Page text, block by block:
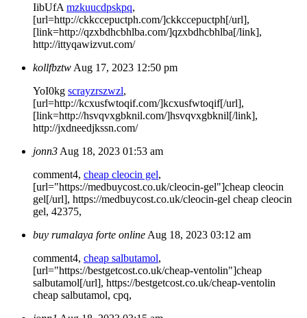
IibUfA mzkuucdpskpq,
[url=http://ckkccepuctph.com/]ckkccepuctph[/url],
[link=http://qzxbdhcbhlba.com/]qzxbdhcbhlba[/link],
http://ittyqawizvut.com/
kollfbztw Aug 17, 2023 12:50 pm
YoI0kg scrayzrszwzl,
[url=http://kcxusfwtoqif.com/]kcxusfwtoqif[/url],
[link=http://hsvqvxgbknil.com/]hsvqvxgbknil[/link],
http://jxdneedjkssn.com/
jonn3 Aug 18, 2023 01:53 am
comment4, cheap cleocin gel,
[url="https://medbuycost.co.uk/cleocin-gel"]cheap cleocin
gel[/url], https://medbuycost.co.uk/cleocin-gel cheap cleocin
gel, 42375,
buy rumalaya forte online Aug 18, 2023 03:12 am
comment4, cheap salbutamol,
[url="https://bestgetcost.co.uk/cheap-ventolin"]cheap
salbutamol[/url], https://bestgetcost.co.uk/cheap-ventolin
cheap salbutamol, cpq,